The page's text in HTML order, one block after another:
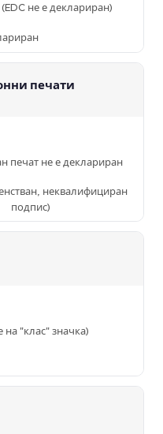
не е деклариран)
печати
печат не е деклариран
неквалифициран
подпис)
на "клас" значка)